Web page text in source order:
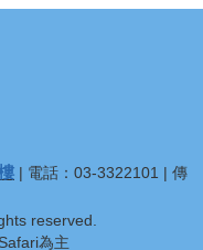
| 電話：03-3322101 | 傳
reserved.
為主